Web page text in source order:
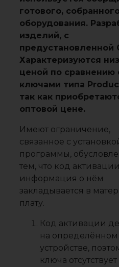
готового, собранного
оборудования.
изделий, с
предустановленной
Характеризуются
ценой по сравнению
ключами типа
так как
оптовой цене.
Имеют ограничение,
связанное с
программы,
тем, что код
информация о нём
закладывается в
плату.
Код активации
на определённом
устройстве,
ключа отсутствует